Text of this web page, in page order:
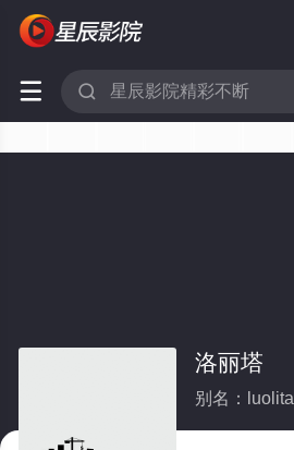
 
洛丽塔
别名：luolita